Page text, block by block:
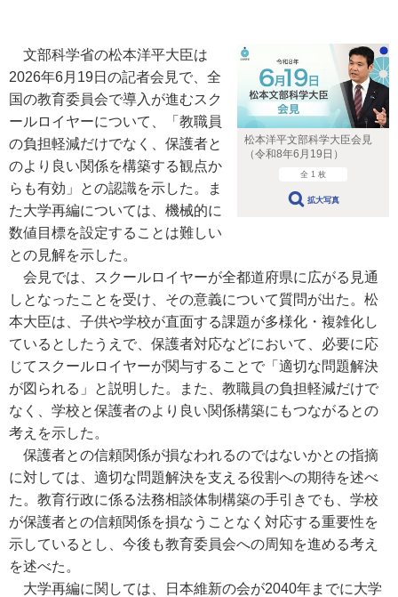
松本洋平文部科学大臣会見
（令和8年6月19日）
全 1 枚
拡大写真
文部科学省の松本洋平大臣は
2026年6月19日の記者会見で、全
国の教育委員会で導入が進むスク
ールロイヤーについて、「教職員
の負担軽減だけでなく、保護者と
のより良い関係を構築する観点か
らも有効」との認識を示した。ま
た大学再編については、機械的に
数値目標を設定することは難しい
との見解を示した。
会見では、スクールロイヤーが全都道府県に広がる見通
しとなったことを受け、その意義について質問が出た。松
本大臣は、子供や学校が直面する課題が多様化・複雑化し
ているとしたうえで、保護者対応などにおいて、必要に応
じてスクールロイヤーが関与することで「適切な問題解決
が図られる」と説明した。また、教職員の負担軽減だけで
なく、学校と保護者のより良い関係構築にもつながるとの
考えを示した。
保護者との信頼関係が損なわれるのではないかとの指摘
に対しては、適切な問題解決を支える役割への期待を述べ
た。教育行政に係る法務相談体制構築の手引きでも、学校
が保護者との信頼関係を損なうことなく対応する重要性を
示しているとし、今後も教育委員会への周知を進める考え
を述べた。
大学再編に関しては、日本維新の会が2040年までに大学